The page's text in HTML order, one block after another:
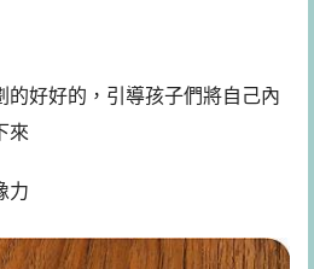
的好好的，引導孩子們將自己內
來
力